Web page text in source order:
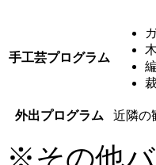
手工芸プログラム
外出プログラム 近隣の